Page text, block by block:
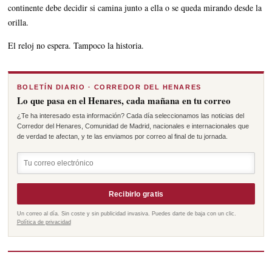
continente debe decidir si camina junto a ella o se queda mirando desde la
orilla.
El reloj no espera. Tampoco la historia.
BOLETÍN DIARIO · CORREDOR DEL HENARES
Lo que pasa en el Henares, cada mañana en tu correo
¿Te ha interesado esta información? Cada día seleccionamos las noticias del
Corredor del Henares, Comunidad de Madrid, nacionales e internacionales que
de verdad te afectan, y te las enviamos por correo al final de tu jornada.
Recibirlo gratis
Un correo al día. Sin coste y sin publicidad invasiva. Puedes darte de baja con un clic.
Política de privacidad